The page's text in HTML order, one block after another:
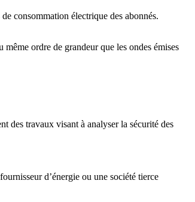
consommation électrique des abonnés.
ordre de grandeur que les ondes émises
des travaux visant à analyser la sécurité des
d’énergie ou une société tierce